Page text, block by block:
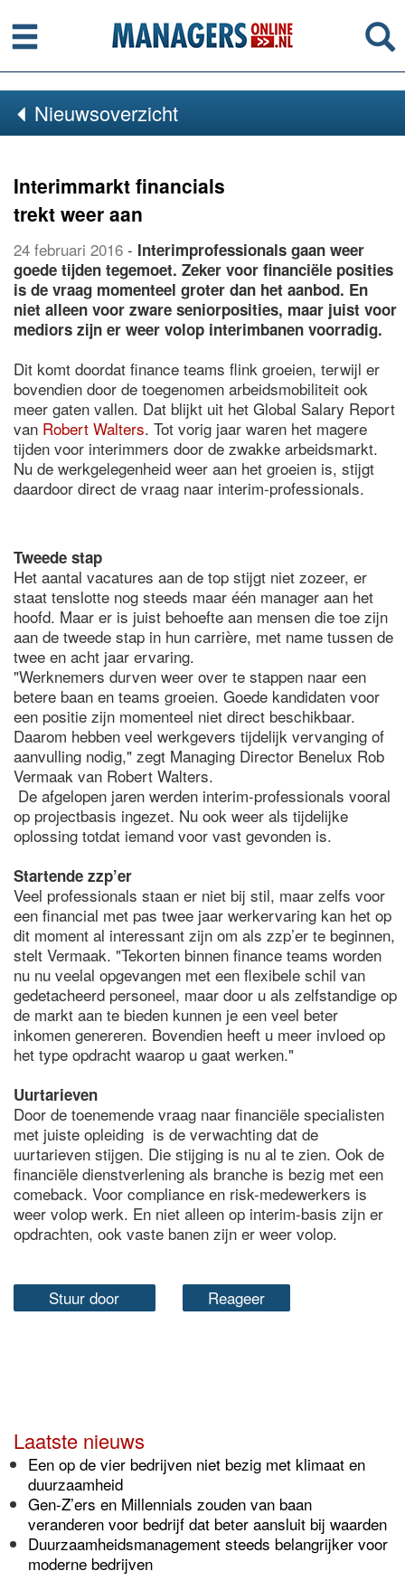
Menu
Nieuwsoverzicht
Interimmarkt financials
trekt weer aan
24 februari 2016 - Interimprofessionals gaan weer
goede tijden tegemoet. Zeker voor financiële posities
is de vraag momenteel groter dan het aanbod. En
niet alleen voor zware seniorposities, maar juist voor
mediors zijn er weer volop interimbanen voorradig.
Dit komt doordat finance teams flink groeien, terwijl er
bovendien door de toegenomen arbeidsmobiliteit ook
meer gaten vallen. Dat blijkt uit het Global Salary Report
van Robert Walters. Tot vorig jaar waren het magere
tijden voor interimmers door de zwakke arbeidsmarkt.
Nu de werkgelegenheid weer aan het groeien is, stijgt
daardoor direct de vraag naar interim-professionals.
Tweede stap
Het aantal vacatures aan de top stijgt niet zozeer, er
staat tenslotte nog steeds maar één manager aan het
hoofd. Maar er is juist behoefte aan mensen die toe zijn
aan de tweede stap in hun carrière, met name tussen de
twee en acht jaar ervaring.
"Werknemers durven weer over te stappen naar een
betere baan en teams groeien. Goede kandidaten voor
een positie zijn momenteel niet direct beschikbaar.
Daarom hebben veel werkgevers tijdelijk vervanging of
aanvulling nodig," zegt Managing Director Benelux Rob
Vermaak van Robert Walters.
De afgelopen jaren werden interim-professionals vooral
op projectbasis ingezet. Nu ook weer als tijdelijke
oplossing totdat iemand voor vast gevonden is.
Startende zzp’er
Veel professionals staan er niet bij stil, maar zelfs voor
een financial met pas twee jaar werkervaring kan het op
dit moment al interessant zijn om als zzp’er te beginnen,
stelt Vermaak. "Tekorten binnen finance teams worden
nu nu veelal opgevangen met een flexibele schil van
gedetacheerd personeel, maar door u als zelfstandige op
de markt aan te bieden kunnen je een veel beter
inkomen genereren. Bovendien heeft u meer invloed op
het type opdracht waarop u gaat werken."
Uurtarieven
Door de toenemende vraag naar financiële specialisten
met juiste opleiding is de verwachting dat de
uurtarieven stijgen. Die stijging is nu al te zien. Ook de
financiële dienstverlening als branche is bezig met een
comeback. Voor compliance en risk-medewerkers is
weer volop werk. En niet alleen op interim-basis zijn er
opdrachten, ook vaste banen zijn er weer volop.
Stuur door Reageer
Laatste nieuws
Een op de vier bedrijven niet bezig met klimaat en
duurzaamheid
Gen-Z’ers en Millennials zouden van baan
veranderen voor bedrijf dat beter aansluit bij waarden
Duurzaamheidsmanagement steeds belangrijker voor
moderne bedrijven